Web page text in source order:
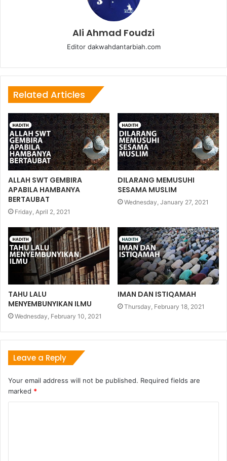
Ali Ahmad Foudzi
Editor dakwahdantarbiah.com
Related Articles
ALLAH SWT GEMBIRA
APABILA HAMBANYA
BERTAUBAT
Friday, April 2, 2021
DILARANG MEMUSUHI
SESAMA MUSLIM
Wednesday, January 27, 2021
TAHU LALU
MENYEMBUNYIKAN ILMU
Wednesday, February 10, 2021
IMAN DAN ISTIQAMAH
Thursday, February 18, 2021
Leave a Reply
Your email address will not be published. Required fields are
marked *